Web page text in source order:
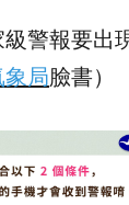
警報要出
象局臉書）